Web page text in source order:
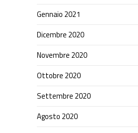
Gennaio 2021
Dicembre 2020
Novembre 2020
Ottobre 2020
Settembre 2020
Agosto 2020